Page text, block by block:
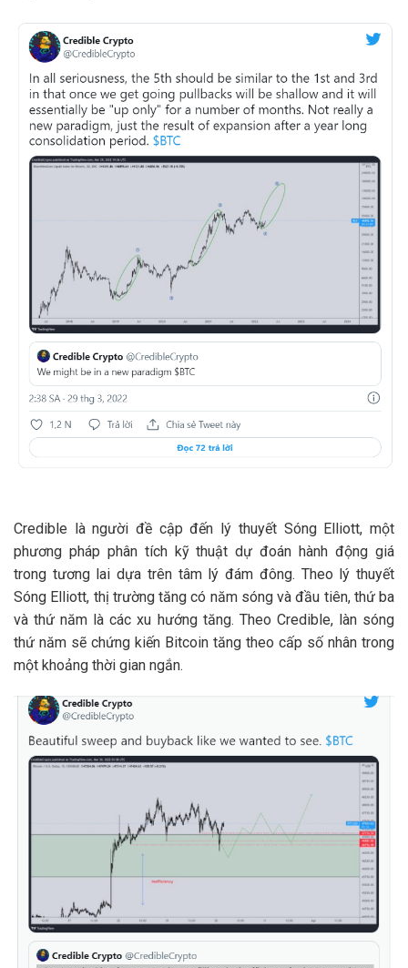
Credible là người đề cập đến lý thuyết Sóng Elliott, một
phương pháp phân tích kỹ thuật dự đoán hành động giá
trong tương lai dựa trên tâm lý đám đông. Theo lý thuyết
Sóng Elliott, thị trường tăng có năm sóng và đầu tiên, thứ ba
và thứ năm là các xu hướng tăng. Theo Credible, làn sóng
thứ năm sẽ chứng kiến ​​Bitcoin tăng theo cấp số nhân trong
một khoảng thời gian ngắn.